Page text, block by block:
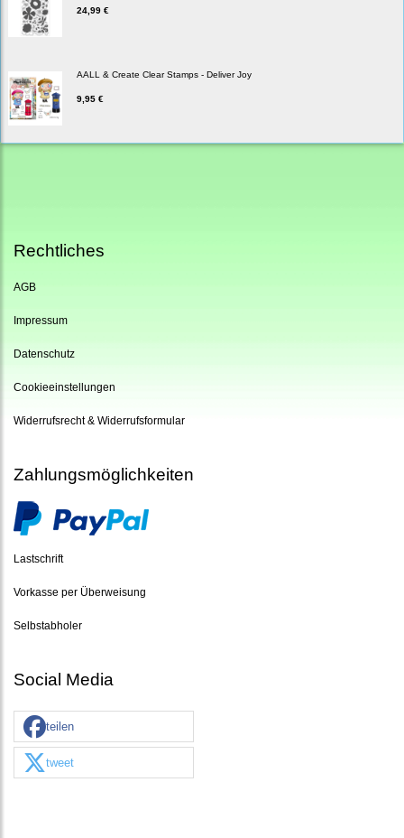
24,99 €
AALL & Create Clear Stamps - Deliver Joy
9,95 €
Rechtliches
AGB
Impressum
Datenschutz
Cookieeinstellungen
Widerrufsrecht & Widerrufsformular
Zahlungsmöglichkeiten
Lastschrift
Vorkasse per Überweisung
Selbstabholer
Social Media
teilen
tweet